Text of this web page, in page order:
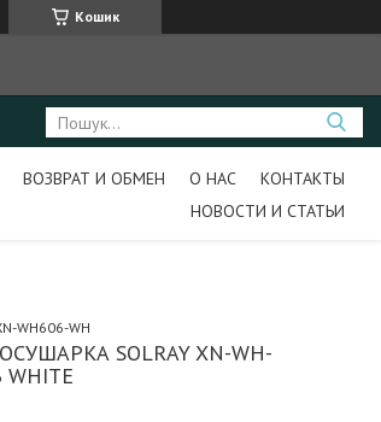
Кошик
ВОЗВРАТ И ОБМЕН О НАС
КОНТАКТЫ
НОВОСТИ И СТАТЬИ
SOLRAY XN-WH-
WHITE
WH606-WH